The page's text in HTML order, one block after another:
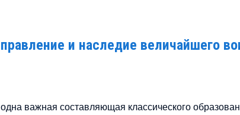
и наследие величайшего
важная составляющая классического